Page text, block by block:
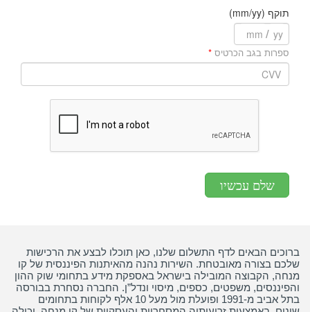
תוקף (mm/yy)
/
ספרות בגב הכרטיס
שלם עכשיו
ברוכים הבאים לדף התשלום שלנו, כאן תוכלו לבצע את הרכישות
שלכם בצורה מאובטחת. השירות נהנה מהאיתנות הפיננסית של קו
מנחה, הקבוצה המובילה בישראל באספקת מידע בתחומי שוק ההון
והפיננסים, משפטים, כספים, מיסוי ונדל”ן. החברה נסחרת בבורסה
בתל אביב מ-1991 ופועלת מול מעל 10 אלף לקוחות בתחומים